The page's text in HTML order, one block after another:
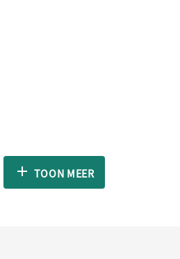
TOON MEER